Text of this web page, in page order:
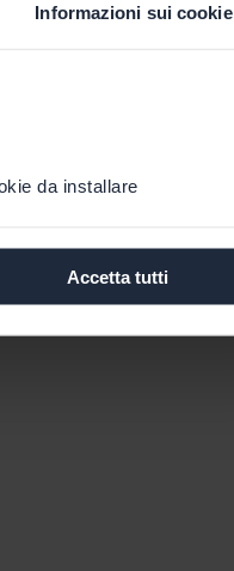
Informazioni sui cookie
da installare
Accetta tutti